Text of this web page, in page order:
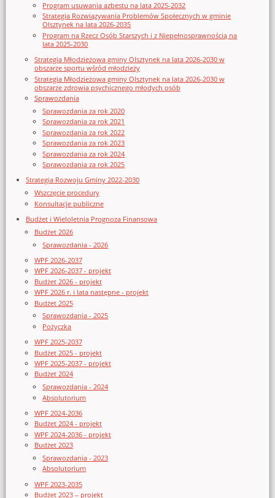
Program usuwania azbestu na lata 2025-2032
Strategia Rozwiązywania Problemów Społecznych w gminie
Olsztynek na lata 2026-2035
Program na Rzecz Osób Starszych i z Niepełnosprawnością na
lata 2025-2030
Strategia Młodzieżowa gminy Olsztynek na lata 2026-2030 w
obszarze sportu wśród młodzieży
Strategia Młodzieżowa gminy Olsztynek na lata 2026-2030 w
obszarze zdrowia psychicznego młodych osób
Sprawozdania
Sprawozdania za rok 2020
Sprawozdania za rok 2021
Sprawozdania za rok 2022
Sprawozdania za rok 2023
Sprawozdania za rok 2024
Sprawozdania za rok 2025
Strategia Rozwoju Gminy 2022-2030
Wszczęcie procedury
Konsultacje publiczne
Budżet i Wieloletnia Prognoza Finansowa
Budżet 2026
Sprawozdania - 2026
WPF 2026-2037
WPF 2026-2037 - projekt
Budżet 2026 - projekt
WPF 2026 r. i lata następne - projekt
Budżet 2025
Sprawozdania - 2025
Pożyczka
WPF 2025-2037
Budżet 2025 - projekt
WPF 2025-2037 - projekt
Budżet 2024
Sprawozdania - 2024
Absolutorium
WPF 2024-2036
Budżet 2024 - projekt
WPF 2024-2036 - projekt
Budżet 2023
Sprawozdania - 2023
Absolutorium
WPF 2023-2035
Budżet 2023 – projekt